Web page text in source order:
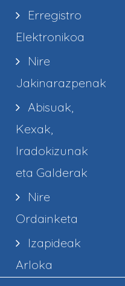
Erregistro
Elektronikoa
Nire
Jakinarazpenak
Abisuak,
Kexak,
Iradokizunak
eta Galderak
Nire
Ordainketa
Izapideak
Arloka